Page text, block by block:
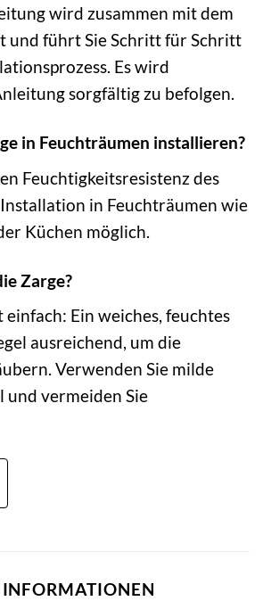
wird zusammen mit dem
und führt Sie Schritt für Schritt
Es wird
sorgfältig zu befolgen.
in Feuchträumen installieren?
Feuchtigkeitsresistenz des
in Feuchträumen wie
Küchen möglich.
Zarge?
einfach: Ein weiches, feuchtes
ausreichend, um die
Verwenden Sie milde
und vermeiden Sie